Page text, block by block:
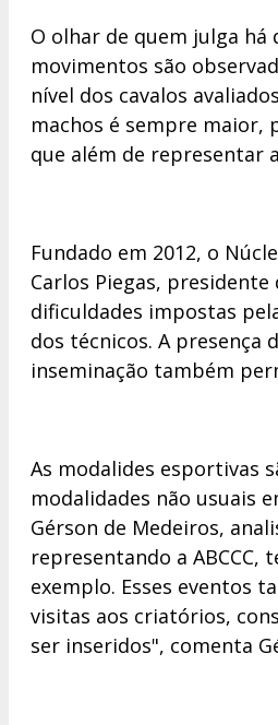
O olhar de quem julga há
movimentos são
nível dos cavalos
machos é sempre maior,
que além de representar
Fundado em 2012, o
Carlos Piegas,
dificuldades impostas
dos técnicos. A presença
inseminação também
As modalides esportivas
modalidades não usuais
Gérson de Medeiros,
representando a
exemplo. Esses eventos
visitas aos criatórios,
ser inseridos", comenta